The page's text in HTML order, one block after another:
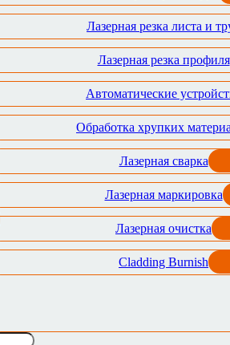
Лазерная резка листа и
Лазерная резка профиля
Автоматические
Обработка хрупких
Лазерная сварка
Лазерная маркировка
Лазерная очистка
Cladding Burnish